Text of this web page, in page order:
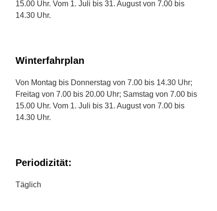
15.00 Uhr. Vom 1. Juli bis 31. August von 7.00 bis
14.30 Uhr.
Winterfahrplan
Von Montag bis Donnerstag von 7.00 bis 14.30 Uhr;
Freitag von 7.00 bis 20.00 Uhr; Samstag von 7.00 bis
15.00 Uhr. Vom 1. Juli bis 31. August von 7.00 bis
14.30 Uhr.
Periodizität:
Täglich